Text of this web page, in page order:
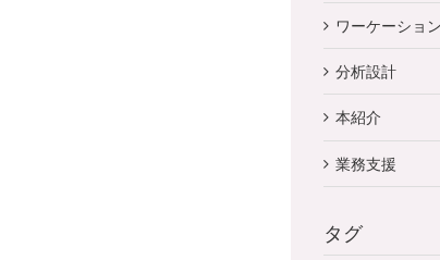
ワーケーション
分析設計
本紹介
業務支援
タグ